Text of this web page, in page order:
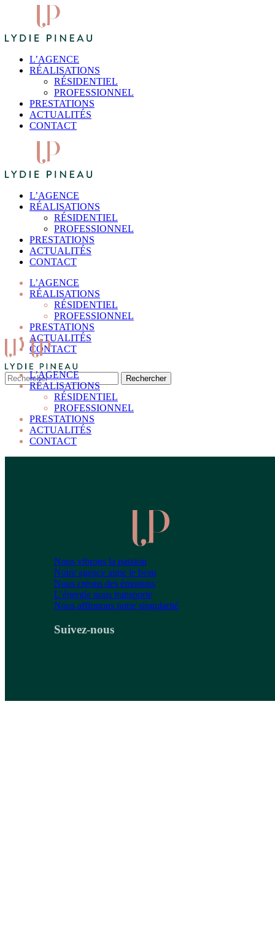
L’AGENCE
RÉALISATIONS
RÉSIDENTIEL
PROFESSIONNEL
PRESTATIONS
ACTUALITÉS
CONTACT
L’AGENCE
RÉALISATIONS
RÉSIDENTIEL
PROFESSIONNEL
PRESTATIONS
ACTUALITÉS
CONTACT
L’AGENCE
RÉALISATIONS
RÉSIDENTIEL
PROFESSIONNEL
PRESTATIONS
ACTUALITÉS
CONTACT
L’AGENCE
RÉALISATIONS
RÉSIDENTIEL
PROFESSIONNEL
PRESTATIONS
ACTUALITÉS
CONTACT
Nous vibrons la passion
Notre agence aime le beau
Nous créons des émotions
L’énergie nous transporte
Nous affirmons notre singularité
Suivez-nous